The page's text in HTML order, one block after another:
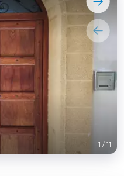
1 / 11